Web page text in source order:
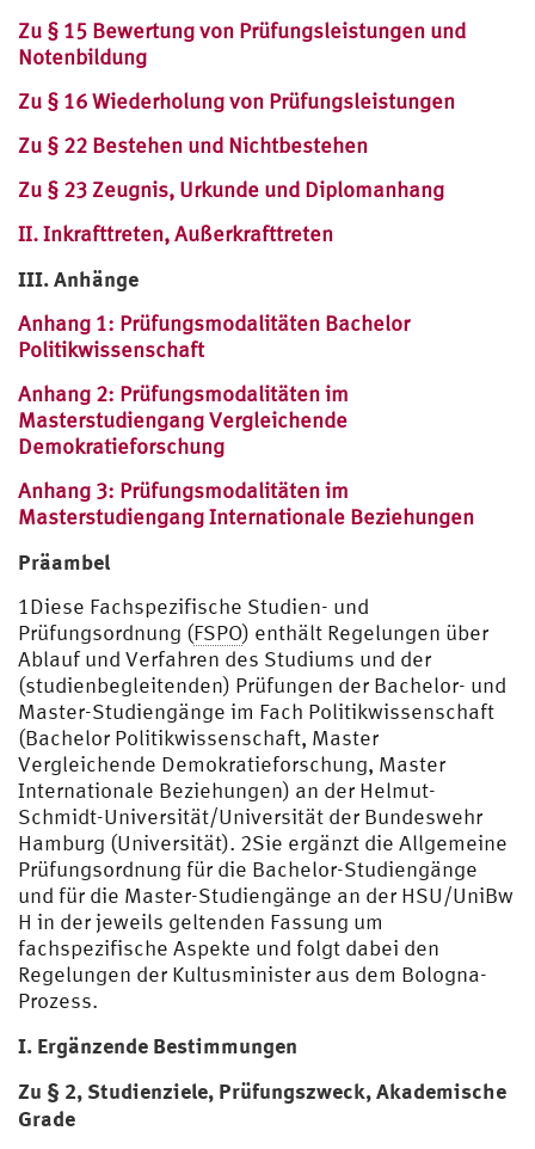
Zu § 15 Bewertung von Prüfungsleistungen und
Notenbildung
Zu § 16 Wiederholung von Prüfungsleistungen
Zu § 22 Bestehen und Nichtbestehen
Zu § 23 Zeugnis, Urkunde und Diplomanhang
II. Inkrafttreten, Außerkrafttreten
III. Anhänge
Anhang 1: Prüfungsmodalitäten Bachelor
Politikwissenschaft
Anhang 2: Prüfungsmodalitäten im
Masterstudiengang Vergleichende
Demokratieforschung
Anhang 3: Prüfungsmodalitäten im
Masterstudiengang Internationale Beziehungen
Präambel
1Diese Fachspezifische Studien- und
Prüfungsordnung (FSPO) enthält Regelungen über
Ablauf und Verfahren des Studiums und der
(studienbegleitenden) Prüfungen der Bachelor- und
Master-Studiengänge im Fach Politikwissenschaft
(Bachelor Politikwissenschaft, Master
Vergleichende Demokratieforschung, Master
Internationale Beziehungen) an der Helmut-
Schmidt-Universität/Universität der Bundeswehr
Hamburg (Universität). 2Sie ergänzt die Allgemeine
Prüfungsordnung für die Bachelor-Studiengänge
und für die Master-Studiengänge an der HSU/UniBw
H in der jeweils geltenden Fassung um
fachspezifische Aspekte und folgt dabei den
Regelungen der Kultusminister aus dem Bologna-
Prozess.
I. Ergänzende Bestimmungen
Zu § 2, Studienziele, Prüfungszweck, Akademische
Grade